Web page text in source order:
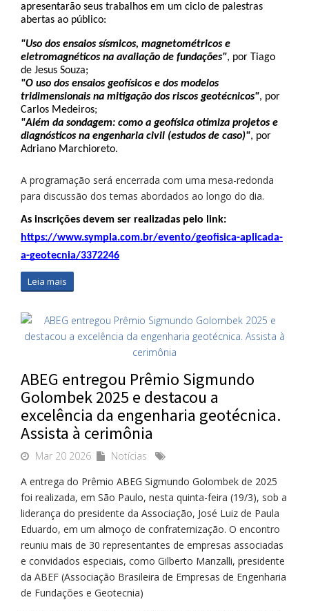
apresentarão seus trabalhos em um ciclo de palestras
abertas ao público:
"Uso dos ensaios sísmicos, magnetométricos e
eletromagnéticos na avaliação de fundações", por Tiago
de Jesus Souza;
"O uso dos ensaios geofísicos e dos modelos
tridimensionais na mitigação dos riscos geotécnicos", por
Carlos Medeiros;
"Além da sondagem: como a geofísica otimiza projetos e
diagnósticos na engenharia civil (estudos de caso)", por
Adriano Marchioreto.
A programação será encerrada com uma mesa-redonda
para discussão dos temas abordados ao longo do dia.
https://www.sympla.com.br/evento/geofisica-aplicada-
a-geotecnia/3372246
Leia mais
ABEG entregou Prêmio Sigmundo
Golombek 2025 e destacou a
excelência da engenharia geotécnica.
Assista à cerimônia
Mar 20 2026
Notícias
A entrega do Prêmio ABEG Sigmundo Golombek de 2025
foi realizada, em São Paulo, nesta quinta-feira (19/3), sob a
liderança do presidente da Associação, José Luiz de Paula
Eduardo, em um almoço de confraternização. O encontro
reuniu mais de 30 representantes de empresas associadas
e convidados especiais, como Gilberto Manzalli, presidente
da ABEF (Associação Brasileira de Empresas de Engenharia
de Fundações e Geotecnia)